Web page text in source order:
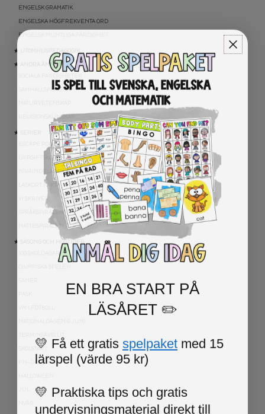
ENGELSK GRAMATIK
ENGELSKA HÖGFREKVENTA ORD
ENGELSK MUNTLIGA FÄRDIGHET
★ UTOMHUSPEDAGOGIK
★ ANDRA ÄMNEN
SAMHÄLLSKUNSKAP
RELIGIONSKUNSKAP
★ SERIER
ESCAPE ROOMS
UPPGIFTSKORT SVENSKA
NIVÅINDELADE LÄSTEXTER
LÄSKORT FAKTA
VI SKRIVER
SPRÅKSPIRALEN
MATTESPIRALEN
★ SÄSONG OCH HÖGTIDER
100 SKOLDAGAR
SKOLSTART
FN-DAGEN
EN BRA START PÅ
LÄSÅRET ✏️
💛 Få ett gratis spelpaket med 15
lärspel (värde 95 kr)
💛 Praktiska tips och gratis
undervisningsmaterial direkt till